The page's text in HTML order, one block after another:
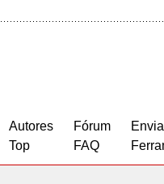
Autores
Top
Fórum
FAQ